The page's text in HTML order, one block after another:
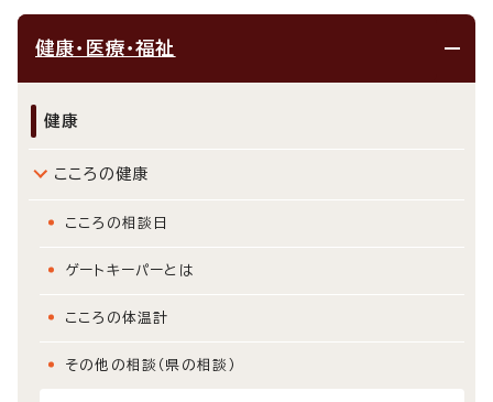
健康・医療・福祉
健康
こころの健康
こころの相談日
ゲートキーパーとは
こころの体温計
その他の相談（県の相談）